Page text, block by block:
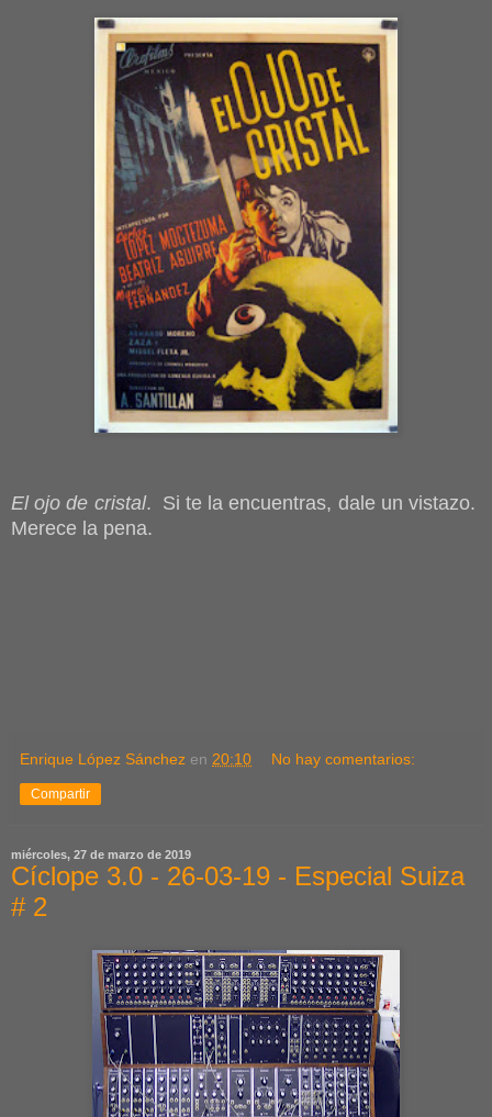
El ojo de cristal. Si te la encuentras, dale un vistazo.
Merece la pena.
Enrique López Sánchez en 20:10 No hay comentarios:
Compartir
miércoles, 27 de marzo de 2019
Cíclope 3.0 - 26-03-19 - Especial Suiza
# 2